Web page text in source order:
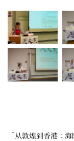
「从敦煌到香港：